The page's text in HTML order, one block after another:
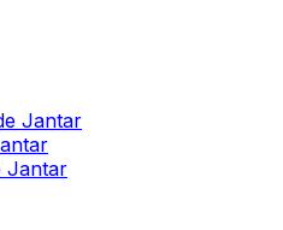
Jantar
Jantar